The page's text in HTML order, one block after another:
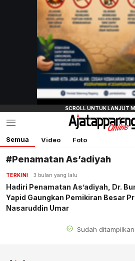
Semua Video Foto
#Penamatan As’adiyah
TERKINI 3 bulan yang lalu
Hadiri Penamatan As’adiyah, Dr.
Yapid Gaungkan Pemikiran Besar
Nasaruddin Umar
Sudah